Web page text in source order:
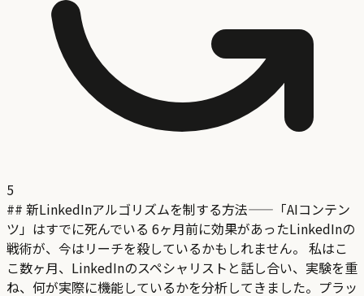
5
## 新LinkedInアルゴリズムを制する方法——「AIコンテン
ツ」はすでに死んでいる 6ヶ月前に効果があったLinkedInの
戦術が、今はリーチを殺しているかもしれません。 私はこ
こ数ヶ月、LinkedInのスペシャリストと話し合い、実験を重
ね、何が実際に機能しているかを分析してきました。プラッ